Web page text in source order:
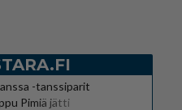
-tanssiparit
Pimiä jätti